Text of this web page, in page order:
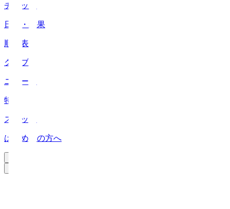
チケット
日程・結果
順位表
クラブ
ニュース
特集
スタッツ
はじめての方へ